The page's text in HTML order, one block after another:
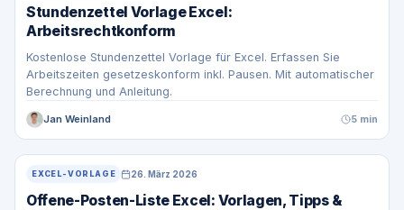
Stundenzettel Vorlage Excel:
Arbeitsrechtkonform
Kostenlose Stundenzettel Vorlage für Excel. Erfassen Sie
Arbeitszeiten gesetzeskonform inkl. Pausen. Mit automatischer
Berechnung und Anleitung.
Jan Weinland 5 min
EXCEL-VORLAGE 26. März 2026
Offene-Posten-Liste Excel: Vorlagen, Tipps &